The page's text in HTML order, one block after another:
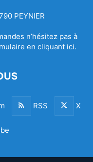
PEYNIER
n’hésitez pas à
en cliquant ici.
RSS X